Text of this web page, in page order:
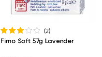
(2)
Fimo Soft 57g Lavender